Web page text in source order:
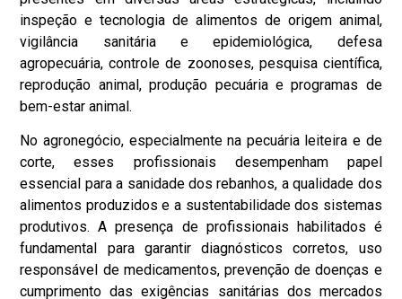
inspeção e tecnologia de alimentos de origem animal,
vigilância sanitária e epidemiológica, defesa
agropecuária, controle de zoonoses, pesquisa científica,
reprodução animal, produção pecuária e programas de
bem-estar animal.
No agronegócio, especialmente na pecuária leiteira e de
corte, esses profissionais desempenham papel
essencial para a sanidade dos rebanhos, a qualidade dos
alimentos produzidos e a sustentabilidade dos sistemas
produtivos. A presença de profissionais habilitados é
fundamental para garantir diagnósticos corretos, uso
responsável de medicamentos, prevenção de doenças e
cumprimento das exigências sanitárias dos mercados